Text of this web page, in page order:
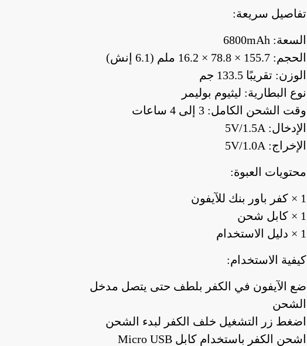
تفاصيل سريعة:
السعة: 6800mAh
الحجم: 155.7 × 78.8 × 16.2 ملم (6.1 إنش)
الوزن: تقريبًا 133.5 جم
نوع البطارية: ليثيوم بوليمر
وقت الشحن الكامل: 3 إلى 4 ساعات
الإدخال: 5V/1.5A
الإخراج: 5V/1.0A
محتويات العبوة:
1 × كفر باور بنك للآيفون
1 × كابل شحن
1 × دليل الاستخدام
كيفية الاستخدام:
ضع الآيفون في الكفر بلطف حتى يتصل مدخل
الشحن
اضغط زر التشغيل خلف الكفر لبدء الشحن
اشحن الكفر باستخدام كابل Micro USB